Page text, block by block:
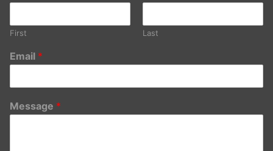
First Last
Email *
Message *